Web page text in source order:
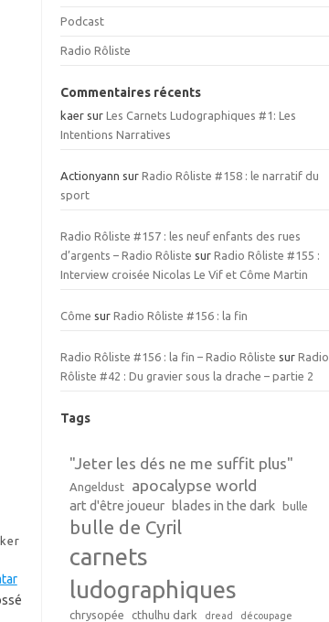
Podcast
Radio Rôliste
Commentaires récents
kaer surLes Carnets Ludographiques #1: Les
Intentions Narratives
Actionyann surRadio Rôliste #158 : le narratif du
sport
Radio Rôliste #157 : les neuf enfants des rues
d’argents – Radio Rôliste surRadio Rôliste #155 :
Interview croisée Nicolas Le Vif et Côme Martin
Côme surRadio Rôliste #156 : la fin
Radio Rôliste #156 : la fin – Radio Rôliste surRadio
Rôliste #42 : Du gravier sous la drache – partie 2
Tags
"Jeter les dés ne me suffit plus"
Angeldust apocalypse world
art d'être joueur blades in the dark bulle
bulle de Cyril
carnets
ludographiques
chrysopée cthulhu dark dread découpage